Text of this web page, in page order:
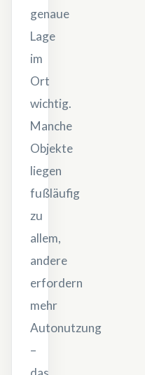
genaue
Lage
im
Ort
wichtig.
Manche
Objekte
liegen
fußläufig
zu
allem,
andere
erfordern
mehr
Autonutzung
–